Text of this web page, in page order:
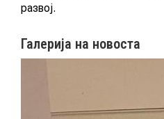
ПОСТАПКА
ПОДДРЖИ ИНИЦИЈАТИВА
развој.
Галерија на новоста